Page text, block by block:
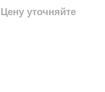
Цену уточняйте